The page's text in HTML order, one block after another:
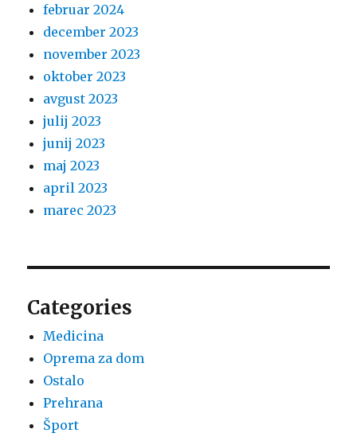
februar 2024
december 2023
november 2023
oktober 2023
avgust 2023
julij 2023
junij 2023
maj 2023
april 2023
marec 2023
Categories
Medicina
Oprema za dom
Ostalo
Prehrana
Šport